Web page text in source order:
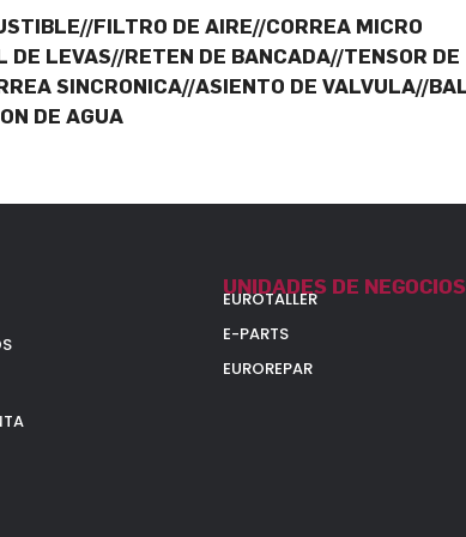
FILTRO DE AIRE//CORREA MICRO
LEVAS//RETEN DE BANCADA//TENSOR DE
SINCRONICA//ASIENTO DE VALVULA//
DE AGUA
UNIDADES DE NEGOCIOS
EUROTALLER
E-PARTS
EUROREPAR